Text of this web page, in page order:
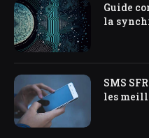
Guide
la
SMS
les